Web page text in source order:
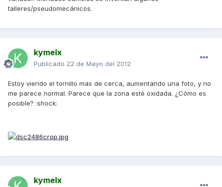
talleres/pseudomecánicos.
kymelx
Publicado 22 de Mayo del 2012
Estoy viendo el tornillo mas de cerca, aumentando una foto, y no
me parece normal. Parece que la zona esté oxidada. ¿Cómo es
posible? :shock:
kymelx